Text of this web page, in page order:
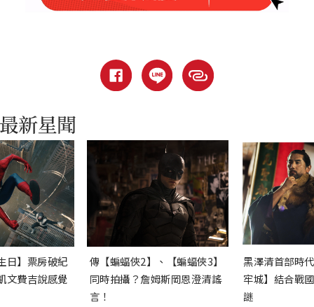
日】票房破紀
文費吉說感覺
傳【蝙蝠俠2】、【蝙蝠俠3】
同時拍攝？詹姆斯岡恩澄清謠
言！
黑澤清首部時
牢城】結合戰
謎